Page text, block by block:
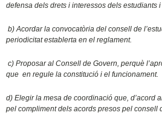
defensa dels drets i interessos dels estudiants
b) Acordar la convocatòria del consell de
periodicitat establerta en el reglament.
c) Proposar al Consell de Govern, perquè
que en regule la constitució i el funcionament.
d) Elegir la mesa de coordinació que, d’acord
pel compliment dels acords presos pel consell